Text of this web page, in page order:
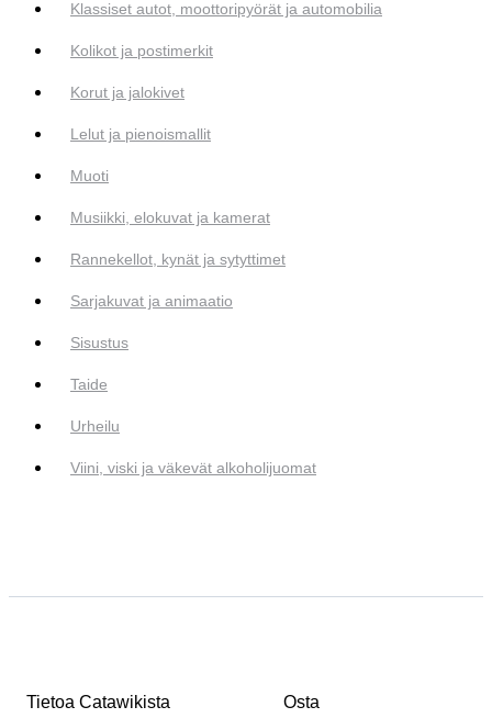
Klassiset autot, moottoripyörät ja automobilia
Kolikot ja postimerkit
Korut ja jalokivet
Lelut ja pienoismallit
Muoti
Musiikki, elokuvat ja kamerat
Rannekellot, kynät ja sytyttimet
Sarjakuvat ja animaatio
Sisustus
Taide
Urheilu
Viini, viski ja väkevät alkoholijuomat
Tietoa Catawikista Osta